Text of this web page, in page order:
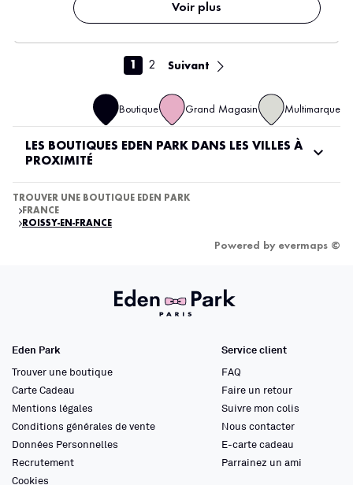
Voir plus
1 2 Suivant
Boutique Grand Magasin Multimarque
LES BOUTIQUES EDEN PARK DANS LES VILLES À
PROXIMITÉ
TROUVER UNE BOUTIQUE EDEN PARK
FRANCE
ROISSY-EN-FRANCE
Powered by evermaps ©
Eden Park
Trouver une boutique
Carte Cadeau
Mentions légales
Conditions générales de vente
Données Personnelles
Recrutement
Cookies
Service client
FAQ
Faire un retour
Suivre mon colis
Nous contacter
E-carte cadeau
Parrainez un ami